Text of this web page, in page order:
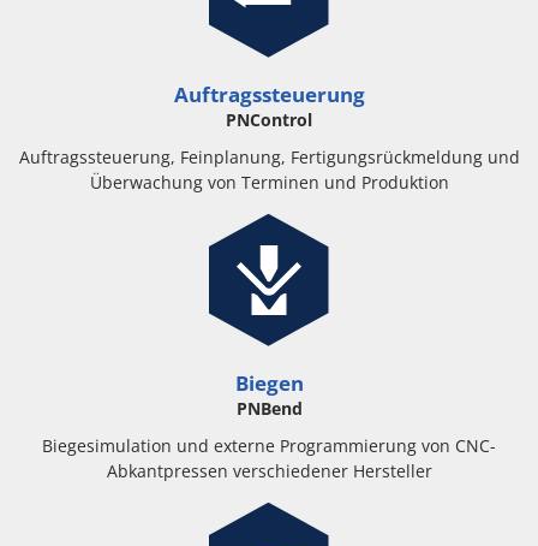
Auftragssteuerung
PNControl
Auftragssteuerung, Feinplanung, Fertigungsrückmeldung und
Überwachung von Terminen und Produktion
Biegen
PNBend
Biegesimulation und externe Programmierung von CNC-
Abkantpressen verschiedener Hersteller